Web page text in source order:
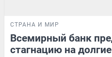
СТРАНА И МИР
Всемирный банк
стагнацию на